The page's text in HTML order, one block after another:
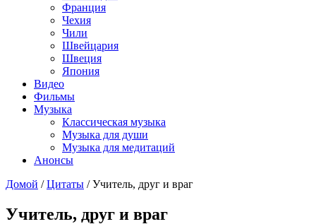
Франция
Чехия
Чили
Швейцария
Швеция
Япония
Видео
Фильмы
Музыка
Классическая музыка
Музыка для души
Музыка для медитаций
Анонсы
Домой / Цитаты / Учитель, друг и враг
Учитель, друг и враг